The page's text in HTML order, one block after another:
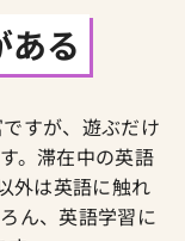
ある
すが、遊ぶだけ
。滞在中の英語
外は英語に触れ
ん、英語学習に